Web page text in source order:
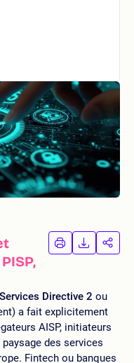
IMPRIMER
LA
LA
Directive 2 ou
a fait explicitement
AISP, initiateurs
des services
Fintech ou banques